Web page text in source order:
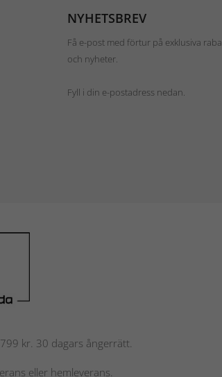
NYHETSBREV
Få e-post med förtur på exklusiva
och nyheter.
Fyll i din e-postadress nedan.
kr. 30 dagars ångerrätt.
eller hemleverans.